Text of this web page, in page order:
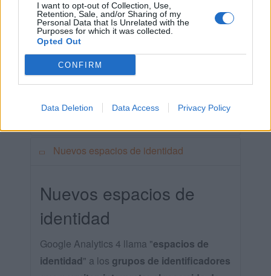
I want to opt-out of Collection, Use,
Retention, Sale, and/or Sharing of my
Personal Data that Is Unrelated with the
Purposes for which it was collected.
Opted Out
CONFIRM
Data Deletion Data Access Privacy Policy
vistas.
Nuevos espacios de identidad
Nuevos espacios de
identidad
Google Analytics 4 llama "espacios de
identidad" a los grupos de identificadores